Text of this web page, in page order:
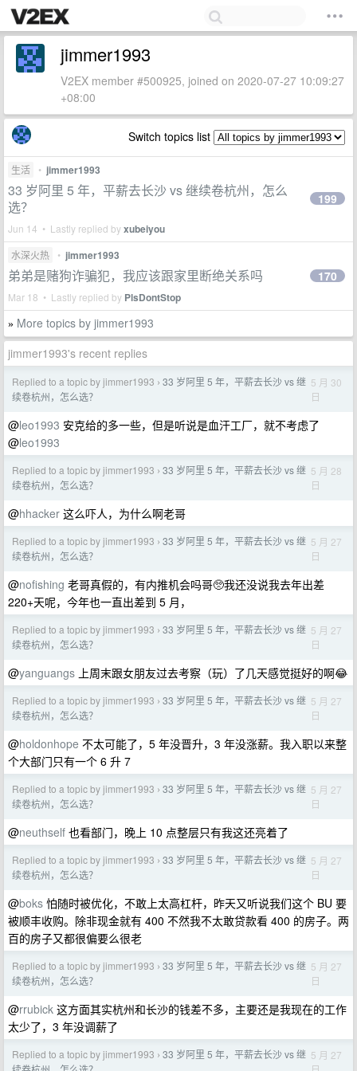
jimmer1993
V2EX member #500925, joined on 2020-07-27 10:09:27
+08:00
Switch topics list
生活 • jimmer1993
33 岁阿里 5 年，平薪去长沙 vs 继续卷杭州，怎么
选？
Jun 14 • Lastly replied byxubeiyou
199
水深火热 • jimmer1993
弟弟是赌狗诈骗犯，我应该跟家里断绝关系吗
Mar 18 • Lastly replied by PlsDontStop
170
» More topics by jimmer1993
jimmer1993's recent replies
Replied to a topic by jimmer1993 › 33 岁阿里 5 年，平薪去长沙 vs 继
续卷杭州，怎么选？
5 月 30
日
@leo1993 安克给的多一些，但是听说是血汗工厂，就不考虑了
@leo1993
Replied to a topic by jimmer1993 › 33 岁阿里 5 年，平薪去长沙 vs 继
续卷杭州，怎么选？
5 月 28
日
@hhacker 这么吓人，为什么啊老哥
Replied to a topic by jimmer1993 › 33 岁阿里 5 年，平薪去长沙 vs 继
续卷杭州，怎么选？
5 月 27
日
@nofishing 老哥真假的，有内推机会吗哥🥺我还没说我去年出差
220+天呢，今年也一直出差到 5 月，
Replied to a topic by jimmer1993 › 33 岁阿里 5 年，平薪去长沙 vs 继
续卷杭州，怎么选？
5 月 27
日
@yanguangs 上周末跟女朋友过去考察（玩）了几天感觉挺好的啊😂
Replied to a topic by jimmer1993 › 33 岁阿里 5 年，平薪去长沙 vs 继
续卷杭州，怎么选？
5 月 27
日
@holdonhope 不太可能了，5 年没晋升，3 年没涨薪。我入职以来整
个大部门只有一个 6 升 7
Replied to a topic by jimmer1993 › 33 岁阿里 5 年，平薪去长沙 vs 继
续卷杭州，怎么选？
5 月 27
日
@neuthself 也看部门，晚上 10 点整层只有我这还亮着了
Replied to a topic by jimmer1993 › 33 岁阿里 5 年，平薪去长沙 vs 继
续卷杭州，怎么选？
5 月 27
日
@boks 怕随时被优化，不敢上太高杠杆，昨天又听说我们这个 BU 要
被顺丰收购。除非现金就有 400 不然我不太敢贷款看 400 的房子。两
百的房子又都很偏要么很老
Replied to a topic by jimmer1993 › 33 岁阿里 5 年，平薪去长沙 vs 继
续卷杭州，怎么选？
5 月 27
日
@rrubick 这方面其实杭州和长沙的钱差不多，主要还是我现在的工作
太少了，3 年没调薪了
Replied to a topic by jimmer1993 › 33 岁阿里 5 年，平薪去长沙 vs 继 5 月 27